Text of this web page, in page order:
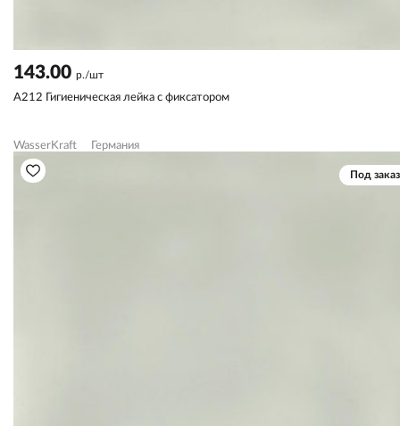
143.00 р./шт
A212 Гигиеническая лейка с фиксатором
WasserKraft Германия
Под заказ